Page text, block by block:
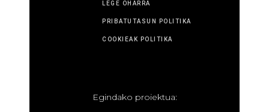
LEGE OHARRA
PRIBATUTASUN POLITIKA
COOKIEAK POLITIKA
Egindako proiektua: